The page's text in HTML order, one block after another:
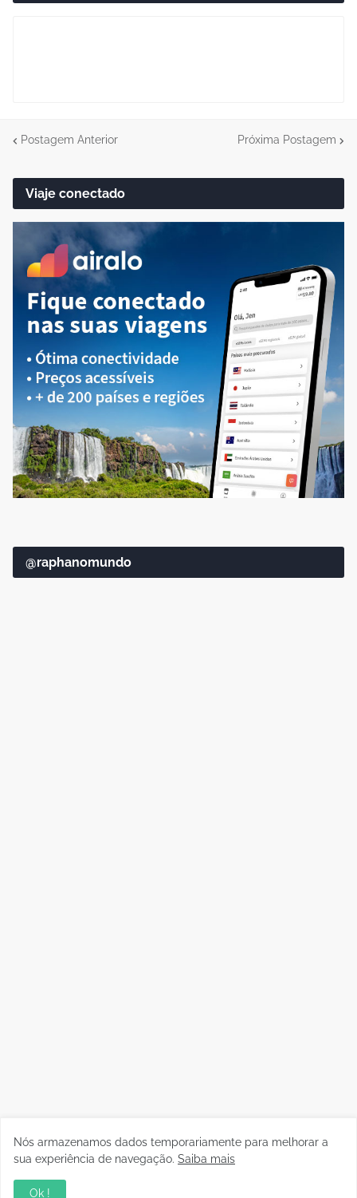
Postagem Anterior Próxima Postagem
Viaje conectado
@raphanomundo
Nós armazenamos dados temporariamente para melhorar a
sua experiência de navegação. Saiba mais
Ok !